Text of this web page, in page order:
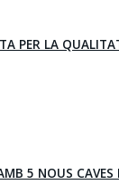
PER LA
5 NOUS